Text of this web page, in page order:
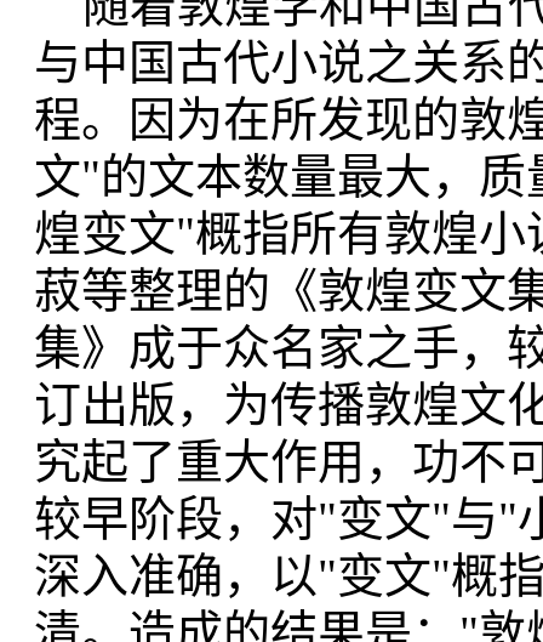
与中国古代小说之关系
程。因为在所发现的敦
文"的文本数量最大，
煌变文"概指所有敦煌
菽等整理的《敦煌变文
集》成于众名家之手，
订出版，为传播敦煌文
究起了重大作用，功不
较早阶段，对"变文"与"
深入准确，以"变文"概